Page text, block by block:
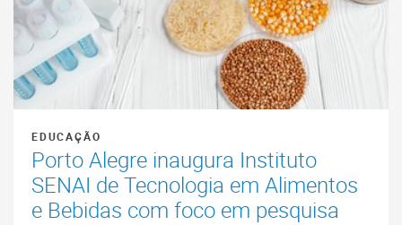
EDUCAÇÃO
Porto Alegre inaugura Instituto
SENAI de Tecnologia em Alimentos
e Bebidas com foco em pesquisa